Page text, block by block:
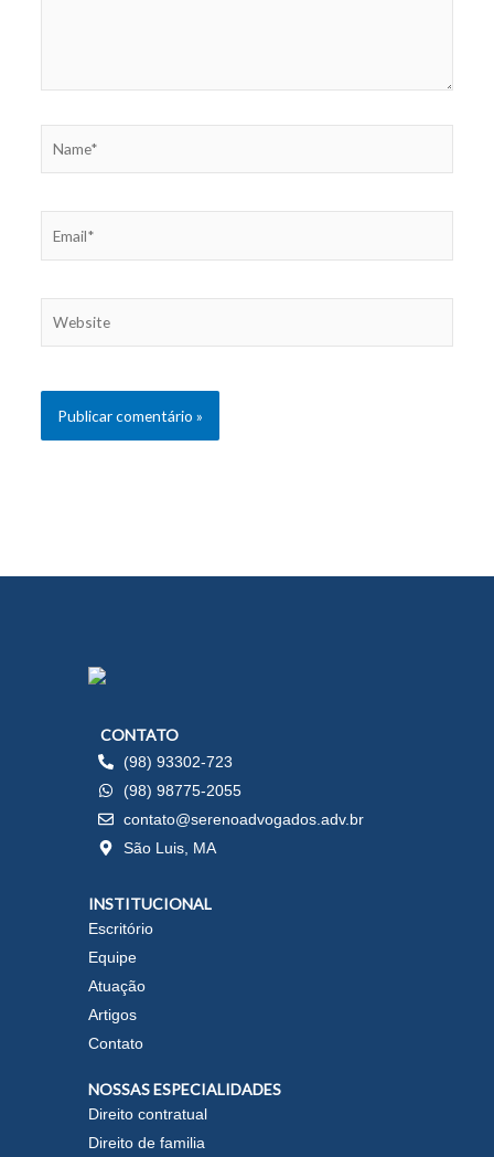
CONTATO
(98) 93302-723
(98) 98775-2055
contato@serenoadvogados.adv.br
São Luis, MA
INSTITUCIONAL
Escritório
Equipe
Atuação
Artigos
Contato
NOSSAS ESPECIALIDADES
Direito contratual
Direito de familia